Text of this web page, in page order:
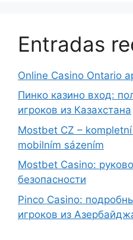
Entradas
Online Casino Ontario
Пинко казино вход:
игроков из Казахстана
Mostbet CZ –
mobilním sázením
Mostbet Casino:
безопасности
Pinco Casino:
игроков из